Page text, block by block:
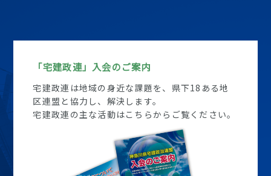
「宅建政連」入会のご案内
宅建政連は地域の身近な課題を、県下18ある地
区連盟と協力し、解決します。
宅建政連の主な活動はこちらからご覧ください。